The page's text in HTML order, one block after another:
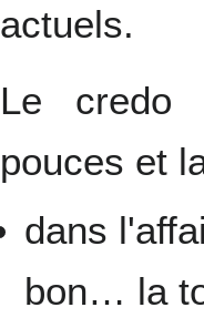
actuels.
Le credo
pouces et
dans
bon… la